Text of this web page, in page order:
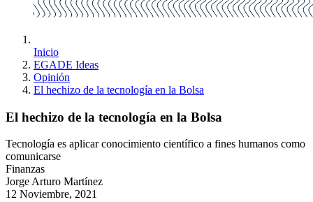
Inicio
EGADE Ideas
Opinión
El hechizo de la tecnología en la Bolsa
El hechizo de la tecnología en la Bolsa
Tecnología es aplicar conocimiento científico a fines humanos como
comunicarse
Finanzas
Jorge Arturo Martínez
12 Noviembre, 2021